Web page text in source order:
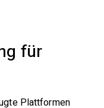
für
Plattformen